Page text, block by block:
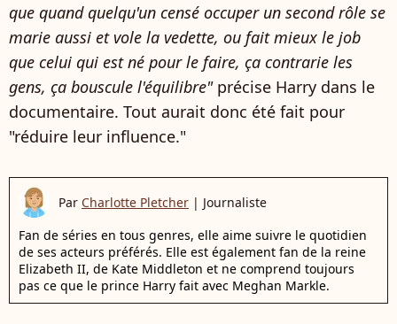
que quand quelqu'un censé occuper un second rôle se
marie aussi et vole la vedette, ou fait mieux le job
que celui qui est né pour le faire, ça contrarie les
gens, ça bouscule l'équilibre"précise Harry dans le
documentaire. Tout aurait donc été fait pour
"réduire leur influence."
Par Charlotte Pletcher | Journaliste
Fan de séries en tous genres, elle aime suivre le quotidien
de ses acteurs préférés. Elle est également fan de la reine
Elizabeth II, de Kate Middleton et ne comprend toujours
pas ce que le prince Harry fait avec Meghan Markle.